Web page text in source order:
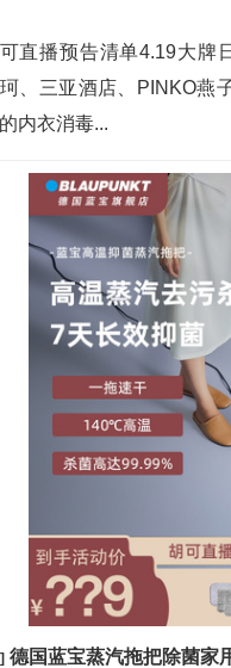
直播预告清单4.19大牌
、三亚酒店、PINKO燕
内衣消毒...
德国蓝宝蒸汽拖把除菌家